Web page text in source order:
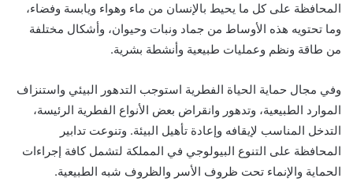
المحافظة على كل ما يحيط بالإنسان من ماء وهواء ويابسة وفضاء،
وما تحتويه هذه الأوساط من جماد ونبات وحيوان، وأشكال مختلفة
من طاقة ونظم وعمليات طبيعية وأنشطة بشرية.
وفي مجال حماية الحياة الفطرية استوجب التدهور البي​ئي واستنزاف
الموارد الطبيعية، وتدهور وانقراض بعض الأنواع الفطرية الرئيسة،
التدخل المناسب لإيقافه وإعادة تأهيل البيئة. وتنوعت تدابير
المحافظة على التنوع البيولوجي في المملكة لتشمل كافة إجراءات
الحماية والإنماء تحت ظروف الأسر والظروف شبه الطبيعية.